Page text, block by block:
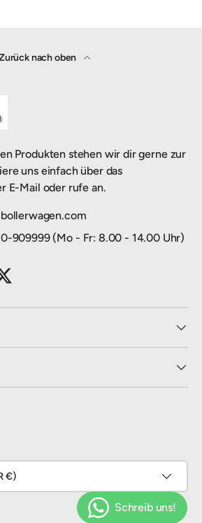
nach oben
Produkten stehen wir dir gerne zur
uns einfach über das
E-Mail oder rufe an.
909999 (Mo - Fr: 8.00 - 14.00 Uhr)
Twitter
€)